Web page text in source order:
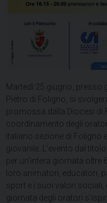
Martedì 25 giugno, presso
Pietro di Foligno, si
promossa dalla Diocesi di
coordinamento degli
italiano sezione di Foligno
giovanile. L’evento dal
per un’intera giornata oltre
loro animatori, educatori,
sport e i suoi valori sociali,
giornata degli oratori